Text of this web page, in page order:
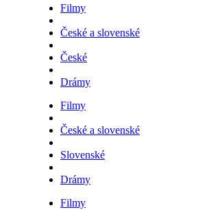
Filmy
České a slovenské
České
Drámy
Filmy
České a slovenské
Slovenské
Drámy
Filmy